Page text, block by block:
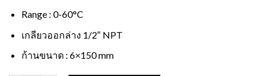
Range : 0-60°C
เกลียวออกล่าง 1/2″ NPT
ก้านขนาด : 6×150 mm